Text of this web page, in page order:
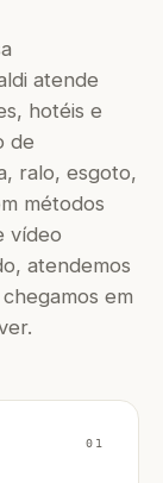
atende
hotéis e
de
ralo, esgoto,
métodos
vídeo
atendemos
em
01